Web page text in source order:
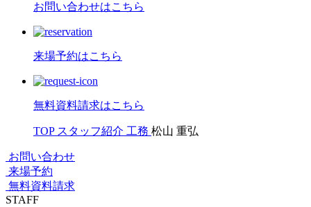
お問い合わせはこちら
来場予約はこちら
無料資料請求はこちら
TOP スタッフ紹介 工務 松山 重弘
お問い合わせ
来場予約
無料資料請求
STAFF